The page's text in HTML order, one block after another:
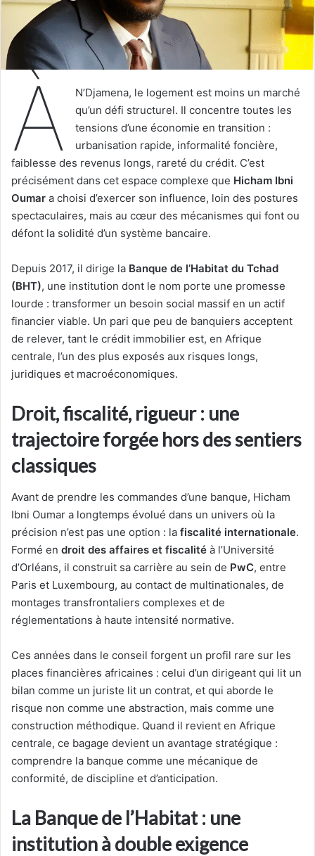
À
N’Djamena, le logement est moins un marché
qu’un défi structurel. Il concentre toutes les
tensions d’une économie en transition :
urbanisation rapide, informalité foncière,
faiblesse des revenus longs, rareté du crédit. C’est
précisément dans cet espace complexe que Hicham Ibni
Oumar a choisi d’exercer son influence, loin des postures
spectaculaires, mais au cœur des mécanismes qui font ou
défont la solidité d’un système bancaire.
Depuis 2017, il dirige la Banque de l’Habitat du Tchad
(BHT), une institution dont le nom porte une promesse
lourde : transformer un besoin social massif en un actif
financier viable. Un pari que peu de banquiers acceptent
de relever, tant le crédit immobilier est, en Afrique
centrale, l’un des plus exposés aux risques longs,
juridiques et macroéconomiques.
Droit, fiscalité, rigueur : une
trajectoire forgée hors des sentiers
classiques
Avant de prendre les commandes d’une banque, Hicham
Ibni Oumar a longtemps évolué dans un univers où la
précision n’est pas une option : la fiscalité internationale.
Formé en droit des affaires et fiscalité à l’Université
d’Orléans, il construit sa carrière au sein de PwC, entre
Paris et Luxembourg, au contact de multinationales, de
montages transfrontaliers complexes et de
réglementations à haute intensité normative.
Ces années dans le conseil forgent un profil rare sur les
places financières africaines : celui d’un dirigeant qui lit un
bilan comme un juriste lit un contrat, et qui aborde le
risque non comme une abstraction, mais comme une
construction méthodique. Quand il revient en Afrique
centrale, ce bagage devient un avantage stratégique :
comprendre la banque comme une mécanique de
conformité, de discipline et d’anticipation.
La Banque de l’Habitat : une
institution à double exigence